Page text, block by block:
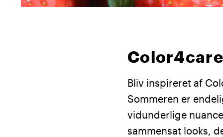
Bliv inspireret af
Sommeren er
vidunderlige
sammensat looks,